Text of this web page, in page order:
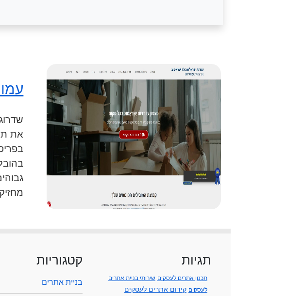
את
תגיות
תכנון אתרים לעסקים שירותי בניית אתרים
לעסקים קידום אתרים לעסקים
קטגוריות
בניית אתרים